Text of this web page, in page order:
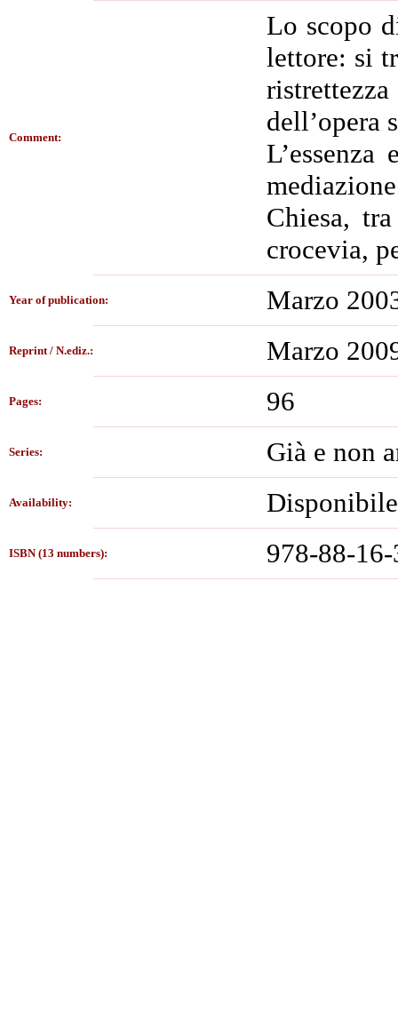
Comment:
Lo scopo
lettore: si
dell’opera
Chiesa,
crocevia,
Year of publication: Marzo
Reprint / N.ediz.: Marzo
Pages: 96
Series: Già e non
Availability: Disponibile
ISBN (13 numbers): 978-88-